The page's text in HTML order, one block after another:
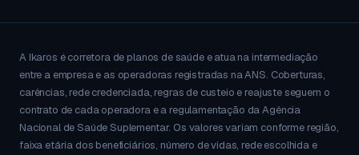
A Ikaros é corretora de planos de saúde e atua na intermediação
entre a empresa e as operadoras registradas na ANS. Coberturas,
carências, rede credenciada, regras de custeio e reajuste seguem o
contrato de cada operadora e a regulamentação da Agência
Nacional de Saúde Suplementar. Os valores variam conforme região,
faixa etária dos beneficiários, número de vidas, rede escolhida e